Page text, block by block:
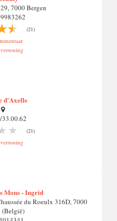
7000 Bergen
(21)
d'Axelle
(21)
Mons - Ingrid
du Roeulx 316D, 7000
(België)